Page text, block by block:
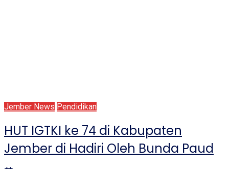
Jember News Pendidikan
HUT IGTKI ke 74 di Kabupaten
Jember di Hadiri Oleh Bunda Paud